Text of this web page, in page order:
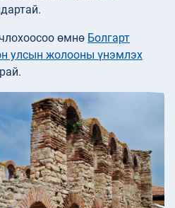
өмнө Болгарт
улсын жолооны үнэмлэх